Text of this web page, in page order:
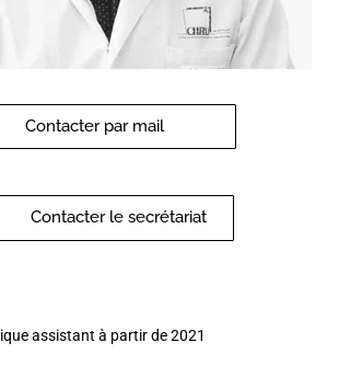
Contacter par mail
Contacter le secrétariat
assistant à partir de 2021